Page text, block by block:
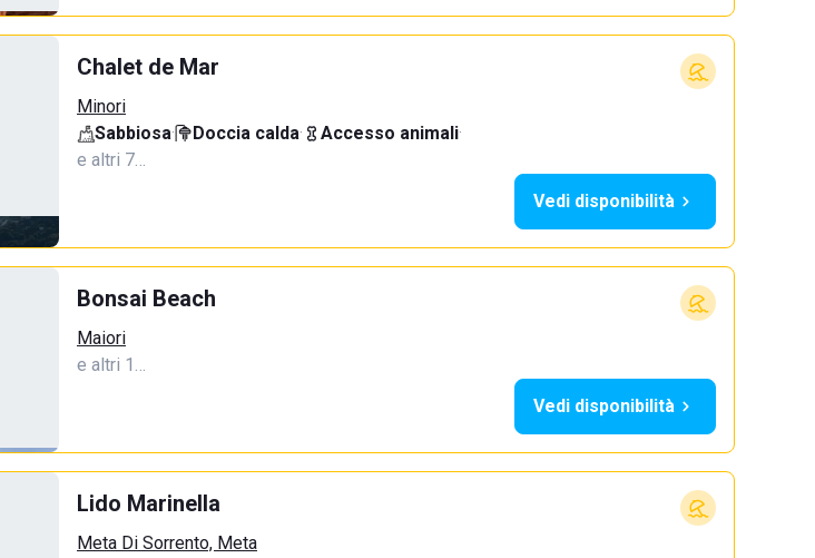
Chalet de Mar
Minori
Sabbiosa· Doccia calda· Accesso animali·
e altri 7…
Vedi disponibilità
Bonsai Beach
Maiori
e altri 1…
Vedi disponibilità
Lido Marinella
Meta Di Sorrento, Meta